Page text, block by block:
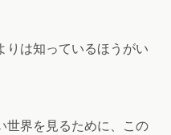
りは知っているほうがい
世界を見るために、この